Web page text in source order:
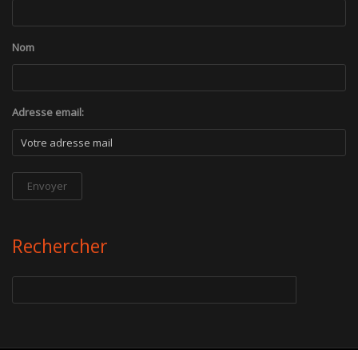
Nom
Adresse email:
Rechercher